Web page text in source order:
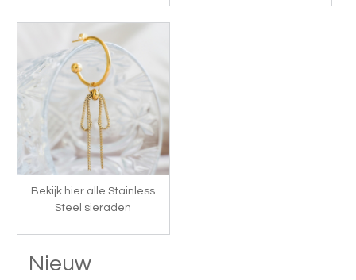
Bekijk hier alle Stainless
Steel sieraden
Nieuw